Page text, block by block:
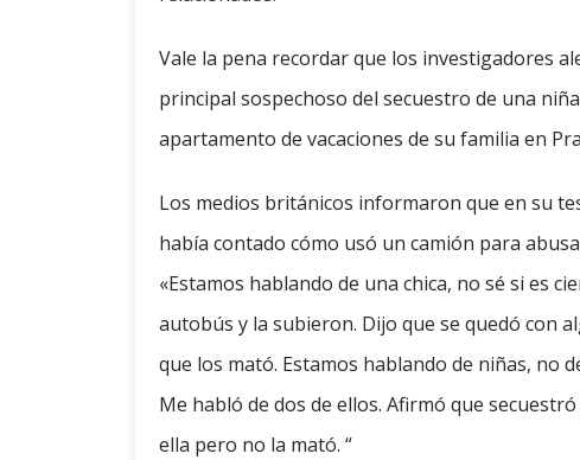
Vale la pena recordar que los investigadores
principal sospechoso del secuestro de una
apartamento de vacaciones de su familia en
Los medios británicos informaron que en su
había contado cómo usó un camión para
«Estamos hablando de una chica, no sé si es
autobús y la subieron. Dijo que se quedó con
que los mató. Estamos hablando de niñas, no
Me habló de dos de ellos. Afirmó que
ella pero no la mató. “